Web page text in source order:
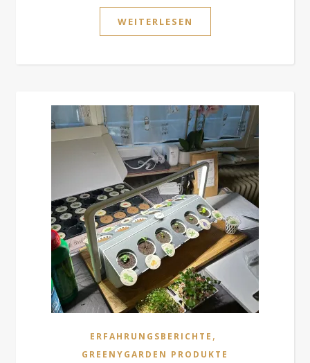
WEITERLESEN
ERFAHRUNGSBERICHTE ,
GREENYGARDEN PRODUKTE